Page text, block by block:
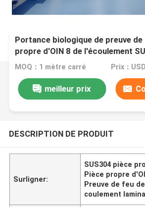
Portance biologique de preuve
propre d'OIN 8 de l'écoulement
grande
MOQ：1 mètre carré
meilleur prix
DESCRIPTION DE PRODUIT
Surligner:
SUS304 pièce
Pièce propre
Preuve de feu
coulement